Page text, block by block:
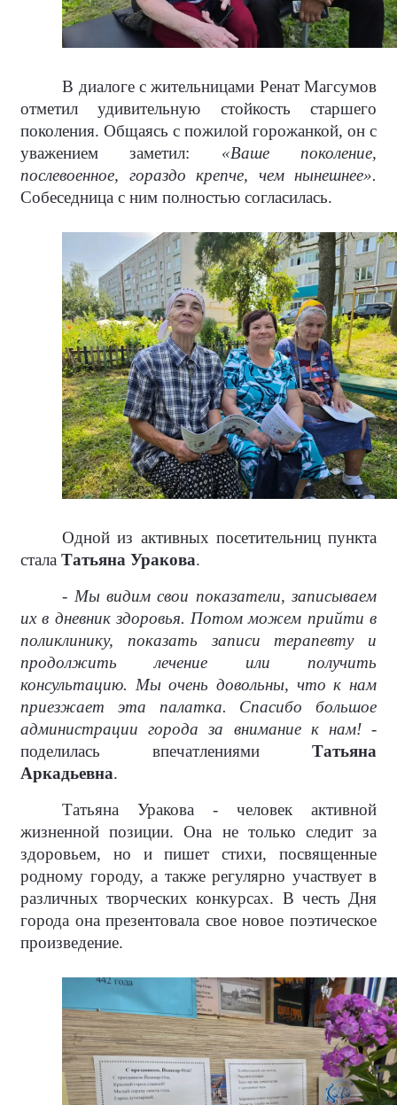
В диалоге с жительницами Ренат Магсумов
отметил удивительную стойкость старшего
поколения. Общаясь с пожилой горожанкой, он с
уважением заметил: «Ваше поколение,
послевоенное, гораздо крепче, чем нынешнее».
Собеседница с ним полностью согласилась.
Одной из активных посетительниц пункта
стала Татьяна Уракова.
- Мы видим свои показатели, записываем
их в дневник здоровья. Потом можем прийти в
поликлинику, показать записи терапевту и
продолжить лечение или получить
консультацию. Мы очень довольны, что к нам
приезжает эта палатка. Спасибо большое
администрации города за внимание к нам!-
поделилась впечатлениями Татьяна
Аркадьевна.
Татьяна Уракова - человек активной
жизненной позиции. Она не только следит за
здоровьем, но и пишет стихи, посвященные
родному городу, а также регулярно участвует в
различных творческих конкурсах. В честь Дня
города она презентовала свое новое поэтическое
произведение.